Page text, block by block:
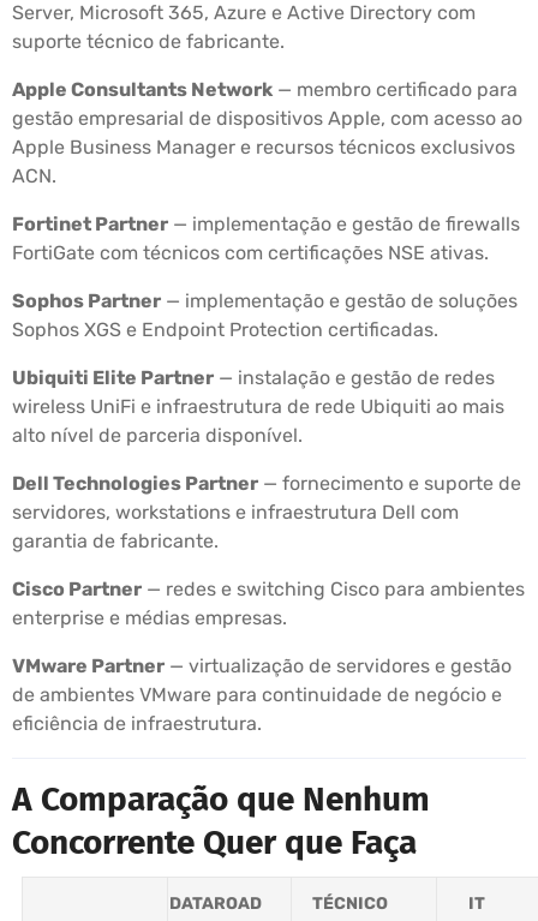
Server, Microsoft 365, Azure e Active Directory com
suporte técnico de fabricante.
Apple Consultants Network — membro certificado para
gestão empresarial de dispositivos Apple, com acesso ao
Apple Business Manager e recursos técnicos exclusivos
ACN.
Fortinet Partner — implementação e gestão de firewalls
FortiGate com técnicos com certificações NSE ativas.
Sophos Partner — implementação e gestão de soluções
Sophos XGS e Endpoint Protection certificadas.
Ubiquiti Elite Partner — instalação e gestão de redes
wireless UniFi e infraestrutura de rede Ubiquiti ao mais
alto nível de parceria disponível.
Dell Technologies Partner — fornecimento e suporte de
servidores, workstations e infraestrutura Dell com
garantia de fabricante.
Cisco Partner — redes e switching Cisco para ambientes
enterprise e médias empresas.
VMware Partner — virtualização de servidores e gestão
de ambientes VMware para continuidade de negócio e
eficiência de infraestrutura.
A Comparação que Nenhum
Concorrente Quer que Faça
DATAROAD
TÉCNICO
IT